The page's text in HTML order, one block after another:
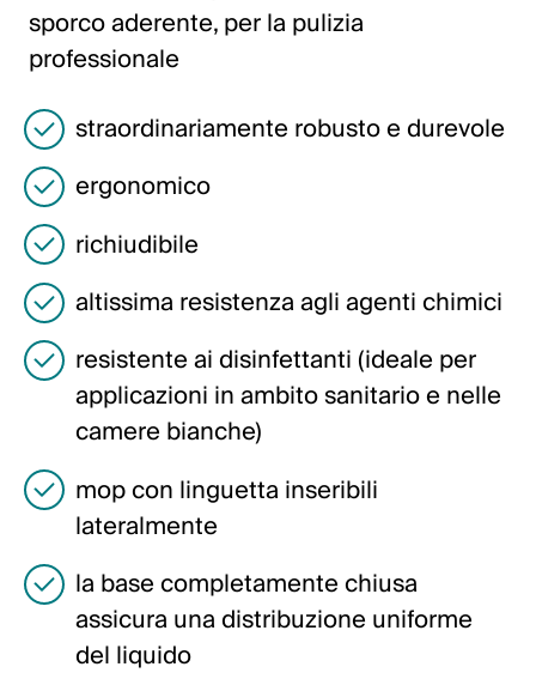
Français
Italiano
English
Austria
Deutsch
English
Germania
Deutsch
English
Svezia
Svenska
English
sporco aderente, per la pulizia
professionale
straordinariamente robusto e durevole
ergonomico
richiudibile
altissima resistenza agli agenti chimici
resistente ai disinfettanti (ideale per
applicazioni in ambito sanitario e nelle
camere bianche)
mop con linguetta inseribili
lateralmente
la base completamente chiusa
assicura una distribuzione uniforme
del liquido